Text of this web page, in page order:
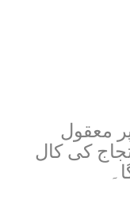
معقول
کی کال